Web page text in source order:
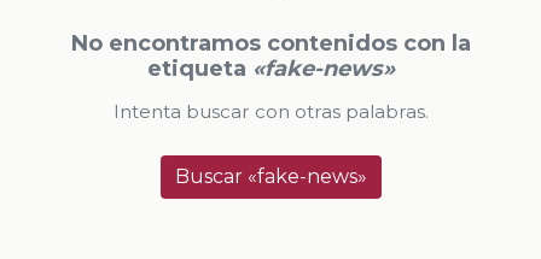
No encontramos contenidos con la
etiqueta «fake-news»
Intenta buscar con otras palabras.
Buscar «fake-news»